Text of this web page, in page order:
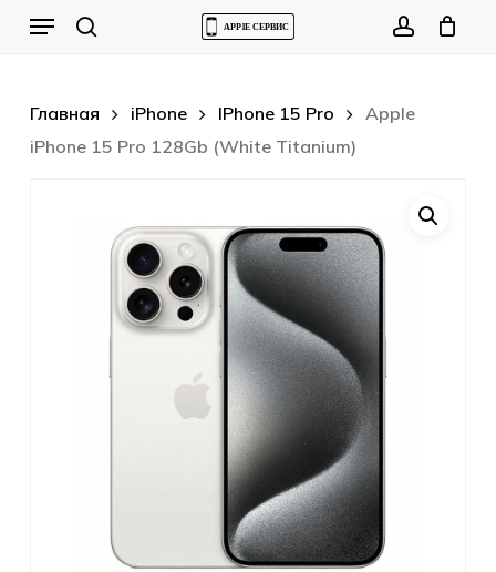
Menu
Главная iPhone IPhone 15 Pro
Apple
iPhone 15 Pro 128Gb (White Titanium)